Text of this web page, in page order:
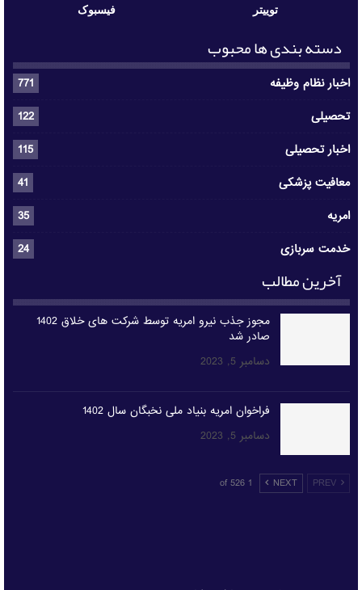
توییتر فیسبوک
دسته بندی ها محبوب
اخبار نظام وظیفه
771
تحصیلی
122
اخبار تحصیلی
115
معافیت پزشکی
41
امریه
35
خدمت سربازی
24
آخرین مطالب
مجوز جذب نیرو امریه توسط شرکت های خلاق 1402
صادر شد
دسامبر 5, 2023
فراخوان امریه بنیاد ملی نخبگان سال 1402
دسامبر 5, 2023
PREV
NEXT
1 of 526